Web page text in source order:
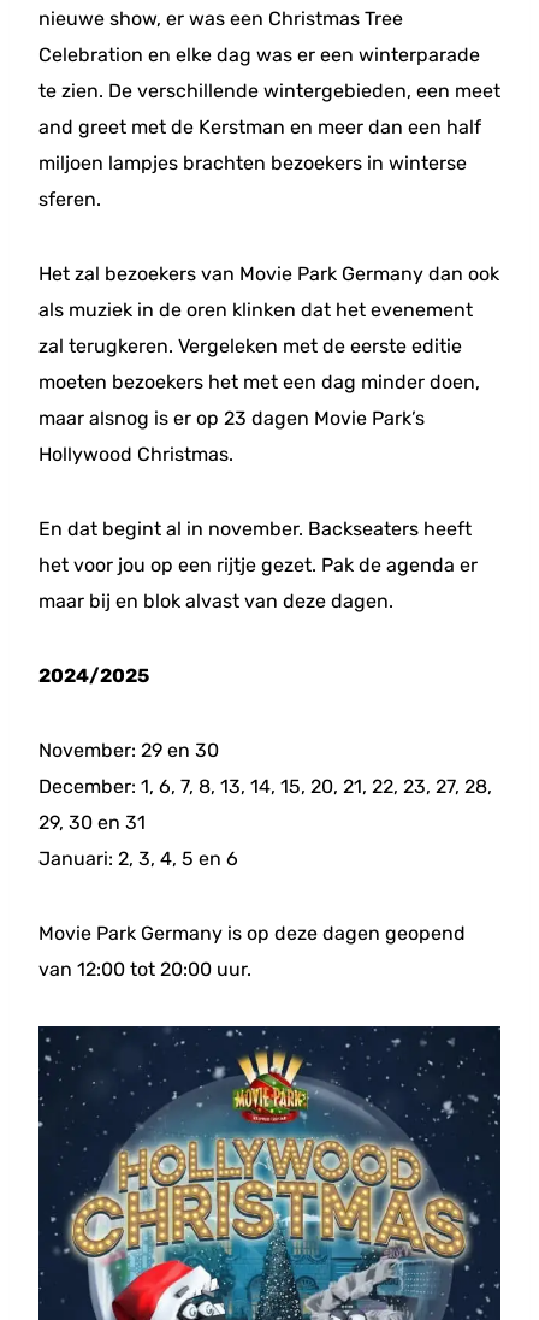
nieuwe show, er was een Christmas Tree
Celebration en elke dag was er een winterparade
te zien. De verschillende wintergebieden, een meet
and greet met de Kerstman en meer dan een half
miljoen lampjes brachten bezoekers in winterse
sferen.
Het zal bezoekers van Movie Park Germany dan ook
als muziek in de oren klinken dat het evenement
zal terugkeren. Vergeleken met de eerste editie
moeten bezoekers het met een dag minder doen,
maar alsnog is er op 23 dagen Movie Park’s
Hollywood Christmas.
En dat begint al in november. Backseaters heeft
het voor jou op een rijtje gezet. Pak de agenda er
maar bij en blok alvast van deze dagen.
2024/2025
November: 29 en 30
December: 1, 6, 7, 8, 13, 14, 15, 20, 21, 22, 23, 27, 28,
29, 30 en 31
Januari: 2, 3, 4, 5 en 6
Movie Park Germany is op deze dagen geopend
van 12:00 tot 20:00 uur.